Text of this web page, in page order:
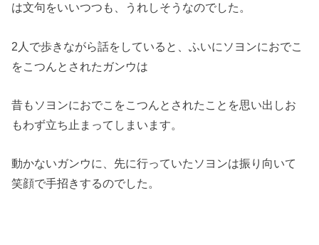
は文句をいいつつも、うれしそうなのでした。
2人で歩きながら話をしていると、ふいにソヨンにおでこ
をこつんとされたガンウは
昔もソヨンにおでこをこつんとされたことを思い出しお
もわず立ち止まってしまいます。
動かないガンウに、先に行っていたソヨンは振り向いて
笑顔で手招きするのでした。